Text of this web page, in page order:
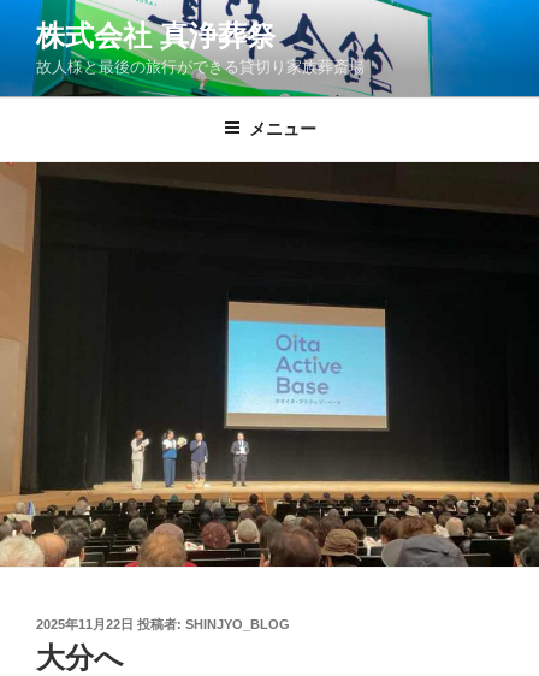
ン
ッ
株式会社 真浄葬祭
故人様と最後の旅行ができる貸切り家族葬斎場
メニュー
投
日:
2025年11月22日 投稿者: SHINJYO_BLOG
大分へ